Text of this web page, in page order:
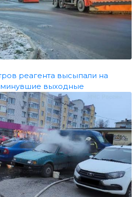
реагента высыпали на
выходные